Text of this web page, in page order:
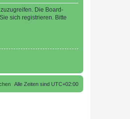
Die Board-
sich registrieren. Bitte
Alle Zeiten sind UTC+02:00